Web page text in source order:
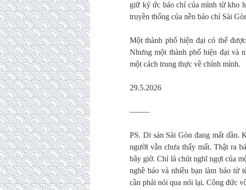
giữ ký ức báo chí của mình từ kho
truyền thống của nền báo chí Sài
Một thành phố hiện đại có thể
Nhưng một thành phố hiện đại và
một cách trung thực về chính mình.
29.5.2026
——–
PS. Di sản Sài Gòn đang mất
người vẫn chưa thấy mất. Thật ra
bây giờ. Chỉ là chút nghĩ ngợi của
nghề báo và nhiều bạn làm báo tử
cần phải nói qua nói lại. Công đức